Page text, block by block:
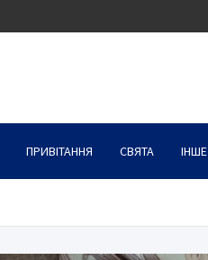
ПРИВІТАННЯ СВЯТА ІНШЕ